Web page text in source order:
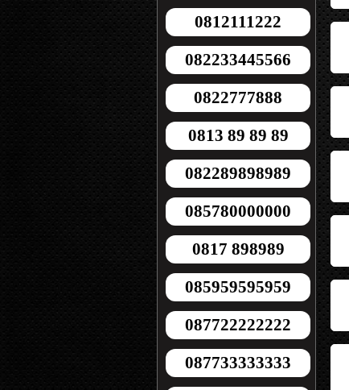
0812111222
082233445566
0822777888
0813 89 89 89
082289898989
085780000000
0817 898989
085959595959
087722222222
087733333333